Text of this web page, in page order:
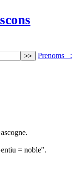
Prenoms :
= noble".